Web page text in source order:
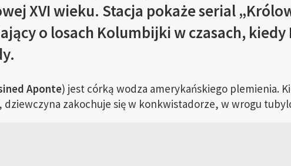
XVI wieku. Stacja pokaże serial
o losach Kolumbijki w czasach,
Aponte) jest córką wodza amerykańskiego plemienia.
dziewczyna zakochuje się w konkwistadorze, w wrogu